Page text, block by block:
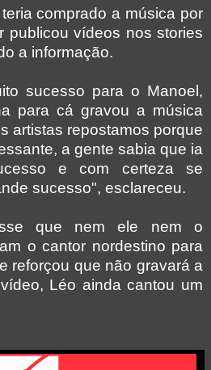
comprado a música por
publicou vídeos nos stories
a informação.
sucesso para o Manoel,
para cá gravou a música
artistas repostamos porque
a gente sabia que ia
e com certeza se
sucesso", esclareceu.
que nem ele nem o
o cantor nordestino para
reforçou que não gravará a
Léo ainda cantou um